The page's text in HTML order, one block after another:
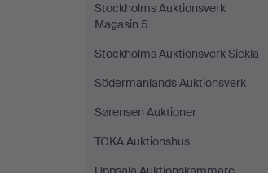
Stockholms Auktionsverk
Magasin 5
Stockholms Auktionsverk Sickla
Södermanlands Auktionsverk
Sørensen Auktioner
TOKA Auktionshus